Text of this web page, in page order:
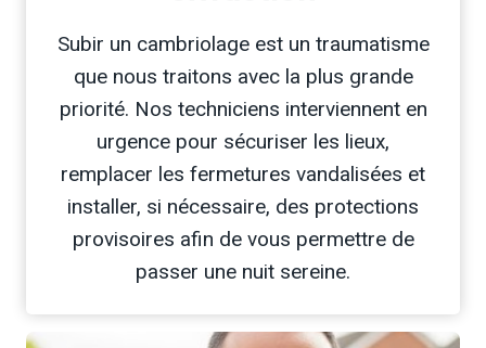
Subir un cambriolage est un traumatisme
que nous traitons avec la plus grande
priorité. Nos techniciens interviennent en
urgence pour sécuriser les lieux,
remplacer les fermetures vandalisées et
installer, si nécessaire, des protections
provisoires afin de vous permettre de
passer une nuit sereine.